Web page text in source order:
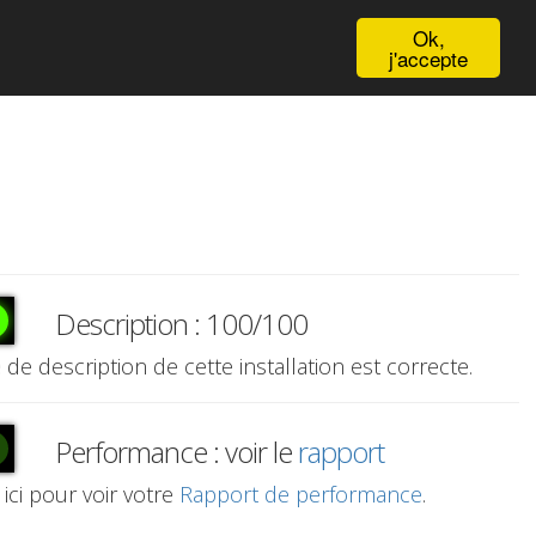
Ok,
j'accepte
Description : 100/100
de description de cette installation est correcte.
Performance : voir lerapport
ici pour voir votre Rapport de performance.